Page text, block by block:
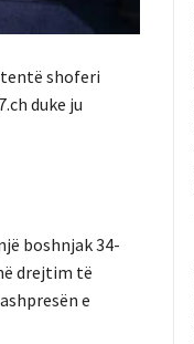
shoferi
duke ju
boshnjak 34-
drejtim të
e